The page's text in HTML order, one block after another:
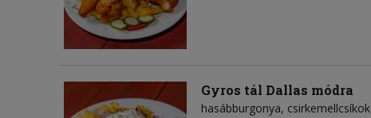
Gyros tál Dallas módra
hasábburgonya csirkemellcsíkok